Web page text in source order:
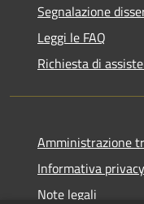
Segnalazione
Leggi le FAQ
Richiesta di
Amministrazione
Informativa privacy
Note legali